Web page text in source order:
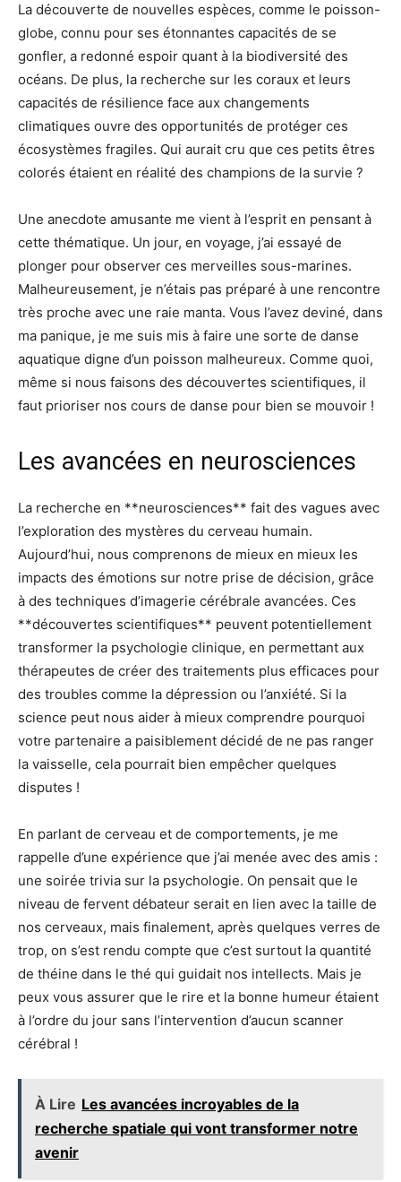
La découverte de nouvelles espèces, comme le poisson-
globe, connu pour ses étonnantes capacités de se
gonfler, a redonné espoir quant à la biodiversité des
océans. De plus, la recherche sur les coraux et leurs
capacités de résilience face aux changements
climatiques ouvre des opportunités de protéger ces
écosystèmes fragiles. Qui aurait cru que ces petits êtres
colorés étaient en réalité des champions de la survie ?
Une anecdote amusante me vient à l’esprit en pensant à
cette thématique. Un jour, en voyage, j’ai essayé de
plonger pour observer ces merveilles sous-marines.
Malheureusement, je n’étais pas préparé à une rencontre
très proche avec une raie manta. Vous l’avez deviné, dans
ma panique, je me suis mis à faire une sorte de danse
aquatique digne d’un poisson malheureux. Comme quoi,
même si nous faisons des découvertes scientifiques, il
faut prioriser nos cours de danse pour bien se mouvoir !
Les avancées en neurosciences
La recherche en **neurosciences** fait des vagues avec
l’exploration des mystères du cerveau humain.
Aujourd’hui, nous comprenons de mieux en mieux les
impacts des émotions sur notre prise de décision, grâce
à des techniques d’imagerie cérébrale avancées. Ces
**découvertes scientifiques** peuvent potentiellement
transformer la psychologie clinique, en permettant aux
thérapeutes de créer des traitements plus efficaces pour
des troubles comme la dépression ou l’anxiété. Si la
science peut nous aider à mieux comprendre pourquoi
votre partenaire a paisiblement décidé de ne pas ranger
la vaisselle, cela pourrait bien empêcher quelques
disputes !
En parlant de cerveau et de comportements, je me
rappelle d’une expérience que j’ai menée avec des amis :
une soirée trivia sur la psychologie. On pensait que le
niveau de fervent débateur serait en lien avec la taille de
nos cerveaux, mais finalement, après quelques verres de
trop, on s’est rendu compte que c’est surtout la quantité
de théine dans le thé qui guidait nos intellects. Mais je
peux vous assurer que le rire et la bonne humeur étaient
à l’ordre du jour sans l’intervention d’aucun scanner
cérébral !
À Lire Les avancées incroyables de la
recherche spatiale qui vont transformer notre
avenir